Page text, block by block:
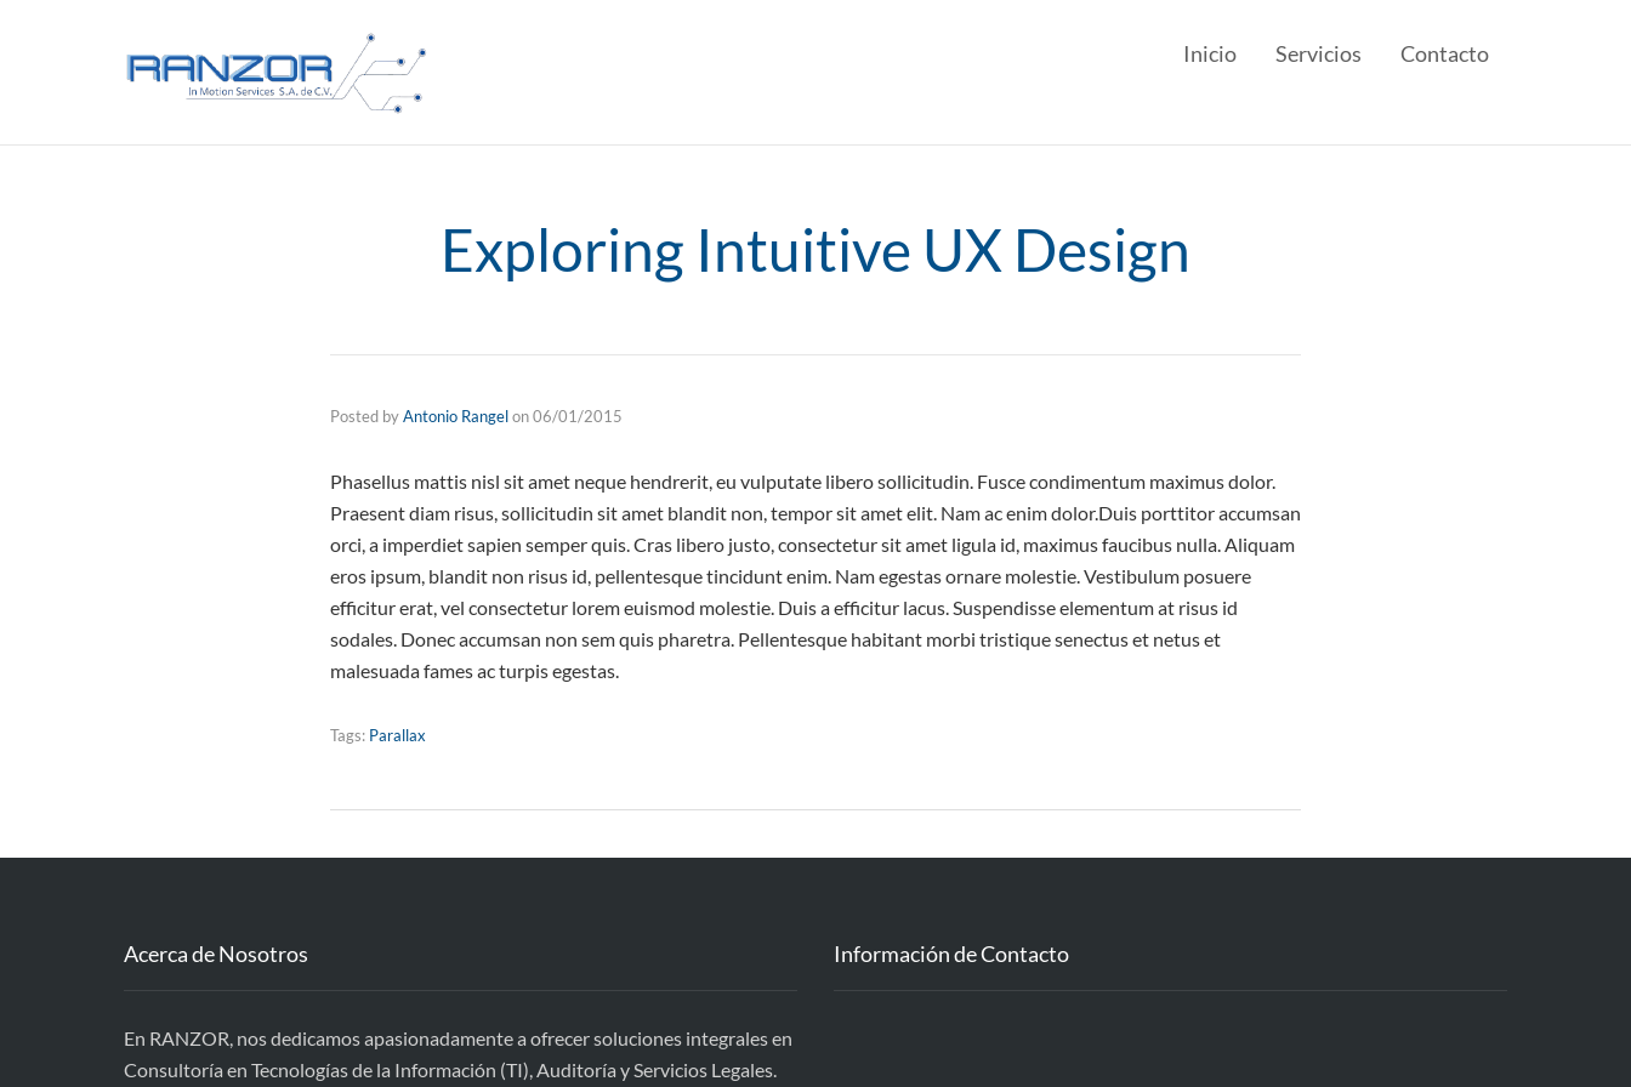
Inicio Servicios Contacto
Exploring Intuitive UX Design
Posted byAntonio Rangelon06/01/2015
Phasellus mattis nisl sit amet neque hendrerit, eu vulputate libero sollicitudin. Fusce condimentum maximus dolor.
Praesent diam risus, sollicitudin sit amet blandit non, tempor sit amet elit. Nam ac enim dolor.Duis porttitor accumsan
orci, a imperdiet sapien semper quis. Cras libero justo, consectetur sit amet ligula id, maximus faucibus nulla. Aliquam
eros ipsum, blandit non risus id, pellentesque tincidunt enim. Nam egestas ornare molestie. Vestibulum posuere
efficitur erat, vel consectetur lorem euismod molestie. Duis a efficitur lacus. Suspendisse elementum at risus id
sodales. Donec accumsan non sem quis pharetra. Pellentesque habitant morbi tristique senectus et netus et
malesuada fames ac turpis egestas.
Tags: Parallax
Acerca de Nosotros
En RANZOR, nos dedicamos apasionadamente a ofrecer soluciones integrales en
Consultoría en Tecnologías de la Información (TI), Auditoría y Servicios Legales.
Información de Contacto